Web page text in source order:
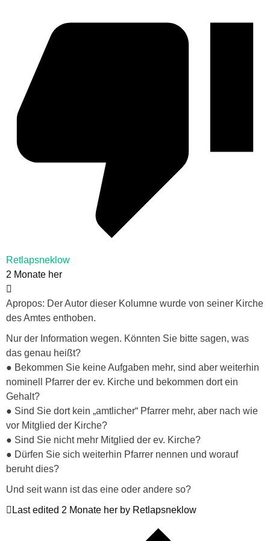
Retlapsneklow
2 Monate her
Apropos: Der Autor dieser Kolumne wurde von seiner Kirche
des Amtes enthoben.
Nur der Information wegen. Könnten Sie bitte sagen, was
das genau heißt?
● Bekommen Sie keine Aufgaben mehr, sind aber weiterhin
nominell Pfarrer der ev. Kirche und bekommen dort ein
Gehalt?
● Sind Sie dort kein „amtlicher“ Pfarrer mehr, aber nach wie
vor Mitglied der Kirche?
● Sind Sie nicht mehr Mitglied der ev. Kirche?
● Dürfen Sie sich weiterhin Pfarrer nennen und worauf
beruht dies?
Und seit wann ist das eine oder andere so?
Last edited 2 Monate her by Retlapsneklow